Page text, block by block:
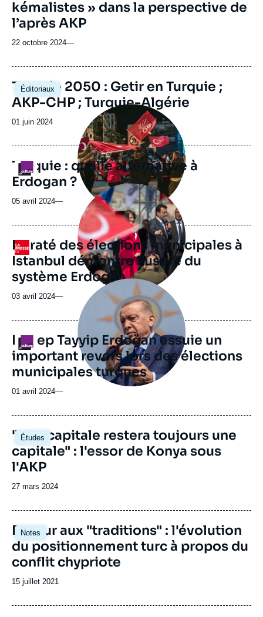
kémalistes » dans la perspective de
l’après AKP
22 octobre 2024—
Éditoriaux
Image
principale
Turquie 2050 : Getir en Turquie ;
AKP-CHP ; Turquie-Algérie
Date
publication
01 juin 2024
Logo
Image
principale
médiatique
Turquie : quelle alternative à
Erdogan ?
05 avril 2024—
Logo
Image
principale
médiatique
Le raté des élections municipales à
Istanbul démontre l’usure du
système Erdogan
03 avril 2024—
Logo
Image
principale
médiatique
Recep Tayyip Erdoğan essuie un
important revers lors des élections
municipales turques
01 avril 2024—
Études
Image
principale
"Une capitale restera toujours une
capitale" : l'essor de Konya sous
l'AKP
Date
publication
27 mars 2024
Notes
Image
principale
Retour aux "traditions" : l'évolution
du positionnement turc à propos du
conflit chypriote
Date
publication
15 juillet 2021